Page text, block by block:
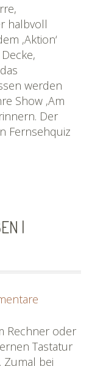
halbvoll
‚Aktion‘
werden
Show ‚Am
Der
Fernsehquiz
|
zu
Schreiben
|
Rechner oder
Tastatur
Zumal bei